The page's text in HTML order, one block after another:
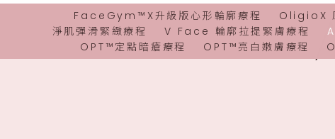
FaceGym™X升級版心形輪廓療程 OligioX
淨肌彈滑緊緻療程
V Face 輪廓拉提緊膚療程
OPT™定點暗瘡療程
OPT™亮白嫩膚療程